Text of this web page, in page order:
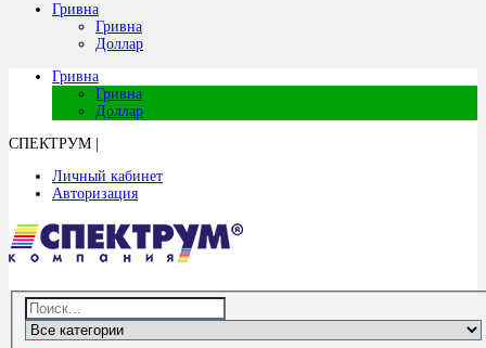
Гривна
Гривна
Доллар
Гривна
Гривна
Доллар
СПЕКТРУМ
Личный кабинет
Авторизация